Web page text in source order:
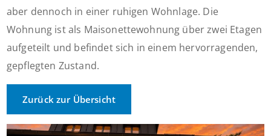
aber dennoch in einer ruhigen Wohnlage. Die
Wohnung ist als Maisonettewohnung über zwei Etagen
aufgeteilt und befindet sich in einem hervorragenden,
gepflegten Zustand.
Zurück zur Übersicht